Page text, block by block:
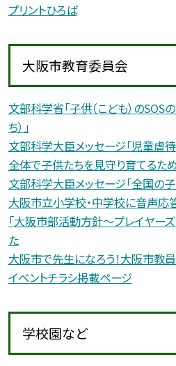
プリントひろば
大阪市教育委員会
文部科学省「子供（こども）のSOS
ち）」
文部科学大臣メッセージ「児童
全体で子供たちを見守り育てるた
文部科学大臣メッセージ「全国の子
大阪市立小学校・中学校に音声応
「大阪市部活動方針〜プレイヤーズ
た
大阪市で先生になろう！大阪市教
イベントチラシ掲載ページ
学校園など